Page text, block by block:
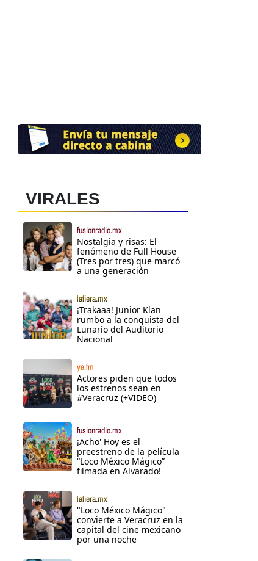
VIRALES
fusionradio.mx
Nostalgia y risas: El
fenómeno de Full House
(Tres por tres) que marcó
a una generación
lafiera.mx
¡Trakaaa! Junior Klan
rumbo a la conquista del
Lunario del Auditorio
Nacional
ya.fm
Actores piden que todos
los estrenos sean en
#Veracruz (+VIDEO)
fusionradio.mx
¡Acho' Hoy es el
preestreno de la película
“Loco México Mágico”
filmada en Alvarado!
lafiera.mx
"Loco México Mágico"
convierte a Veracruz en la
capital del cine mexicano
por una noche